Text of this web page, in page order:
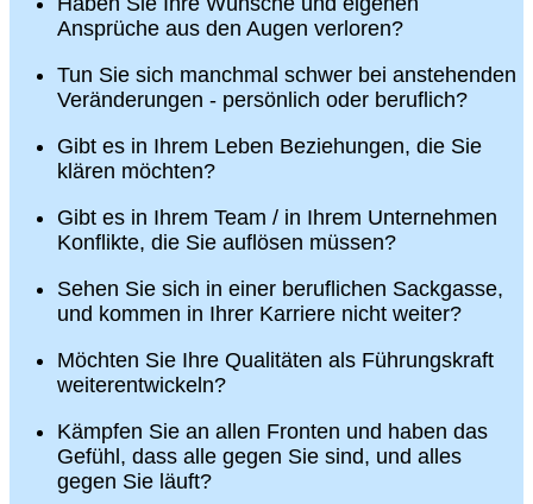
Ansprüche aus den Augen verloren?
Tun Sie sich manchmal schwer bei anstehenden
Veränderungen - persönlich oder beruflich?
Gibt es in Ihrem Leben Beziehungen, die Sie
klären möchten?
Gibt es in Ihrem Team / in Ihrem Unternehmen
Konflikte, die Sie auflösen müssen?
Sehen Sie sich in einer beruflichen Sackgasse,
und kommen in Ihrer Karriere nicht weiter?
Möchten Sie Ihre Qualitäten als Führungskraft
weiterentwickeln?
Kämpfen Sie an allen Fronten und haben das
Gefühl, dass alle gegen Sie sind, und alles
gegen Sie läuft?